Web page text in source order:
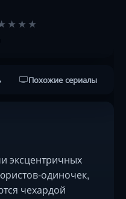
★ ★ ★
Похожие сериалы
эксцентричных
одиночек,
чехардой